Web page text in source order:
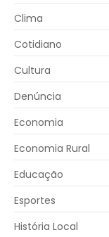
Clima
Cotidiano
Cultura
Denúncia
Economia
Economia Rural
Educação
Esportes
História Local